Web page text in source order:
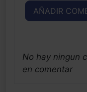
AÑADIR
No hay ningun
en comentar